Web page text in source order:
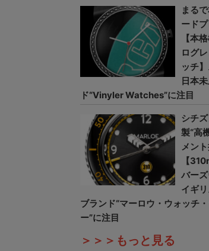
まる
ード
【本
ログ
ッチ
日本
ド“Vinyler Watches”に注目
シチ
製“高
メン
【
バーズ
イギ
ブランド“マーロウ・ウォッチ
ー”に注目
＞＞＞もっと見る